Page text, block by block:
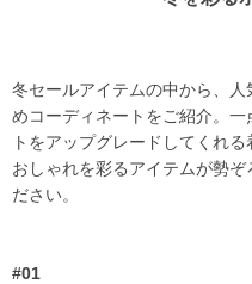
冬セールアイテムの中から、
めコーディネートをご紹介。
トをアップグレードしてくれ
おしゃれを彩るアイテムが勢
ださい。
#01